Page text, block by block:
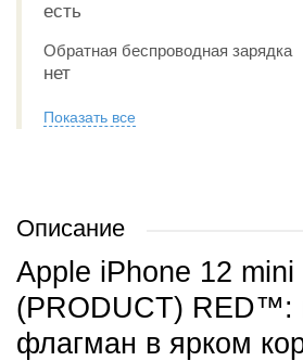
есть
Обратная беспроводная зарядка
нет
Показать все
Описание
Apple iPhone 12 mini
(PRODUCT) RED™:
флагман в ярком